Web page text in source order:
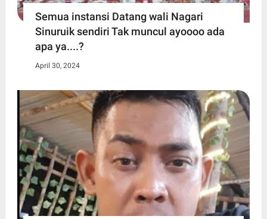
Semua instansi Datang wali Nagari
Sinuruik sendiri Tak muncul ayoooo ada
apa ya....?
April 30, 2024